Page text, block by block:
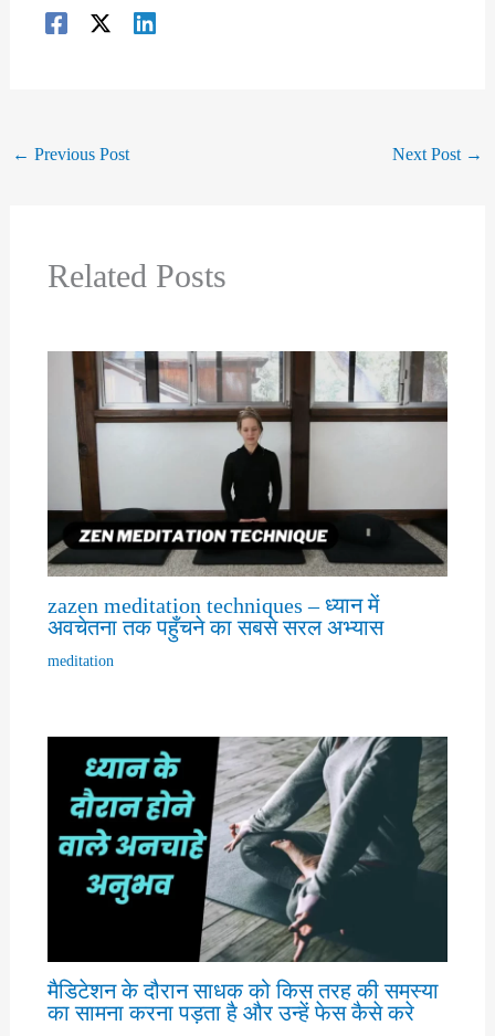
← Previous Post Next Post →
Related Posts
zazen meditation techniques – ध्यान में
अवचेतना तक पहुँचने का सबसे सरल अभ्यास
meditation
मैडिटेशन के दौरान साधक को किस तरह की समस्या
का सामना करना पड़ता है और उन्हें फेस कैसे करे